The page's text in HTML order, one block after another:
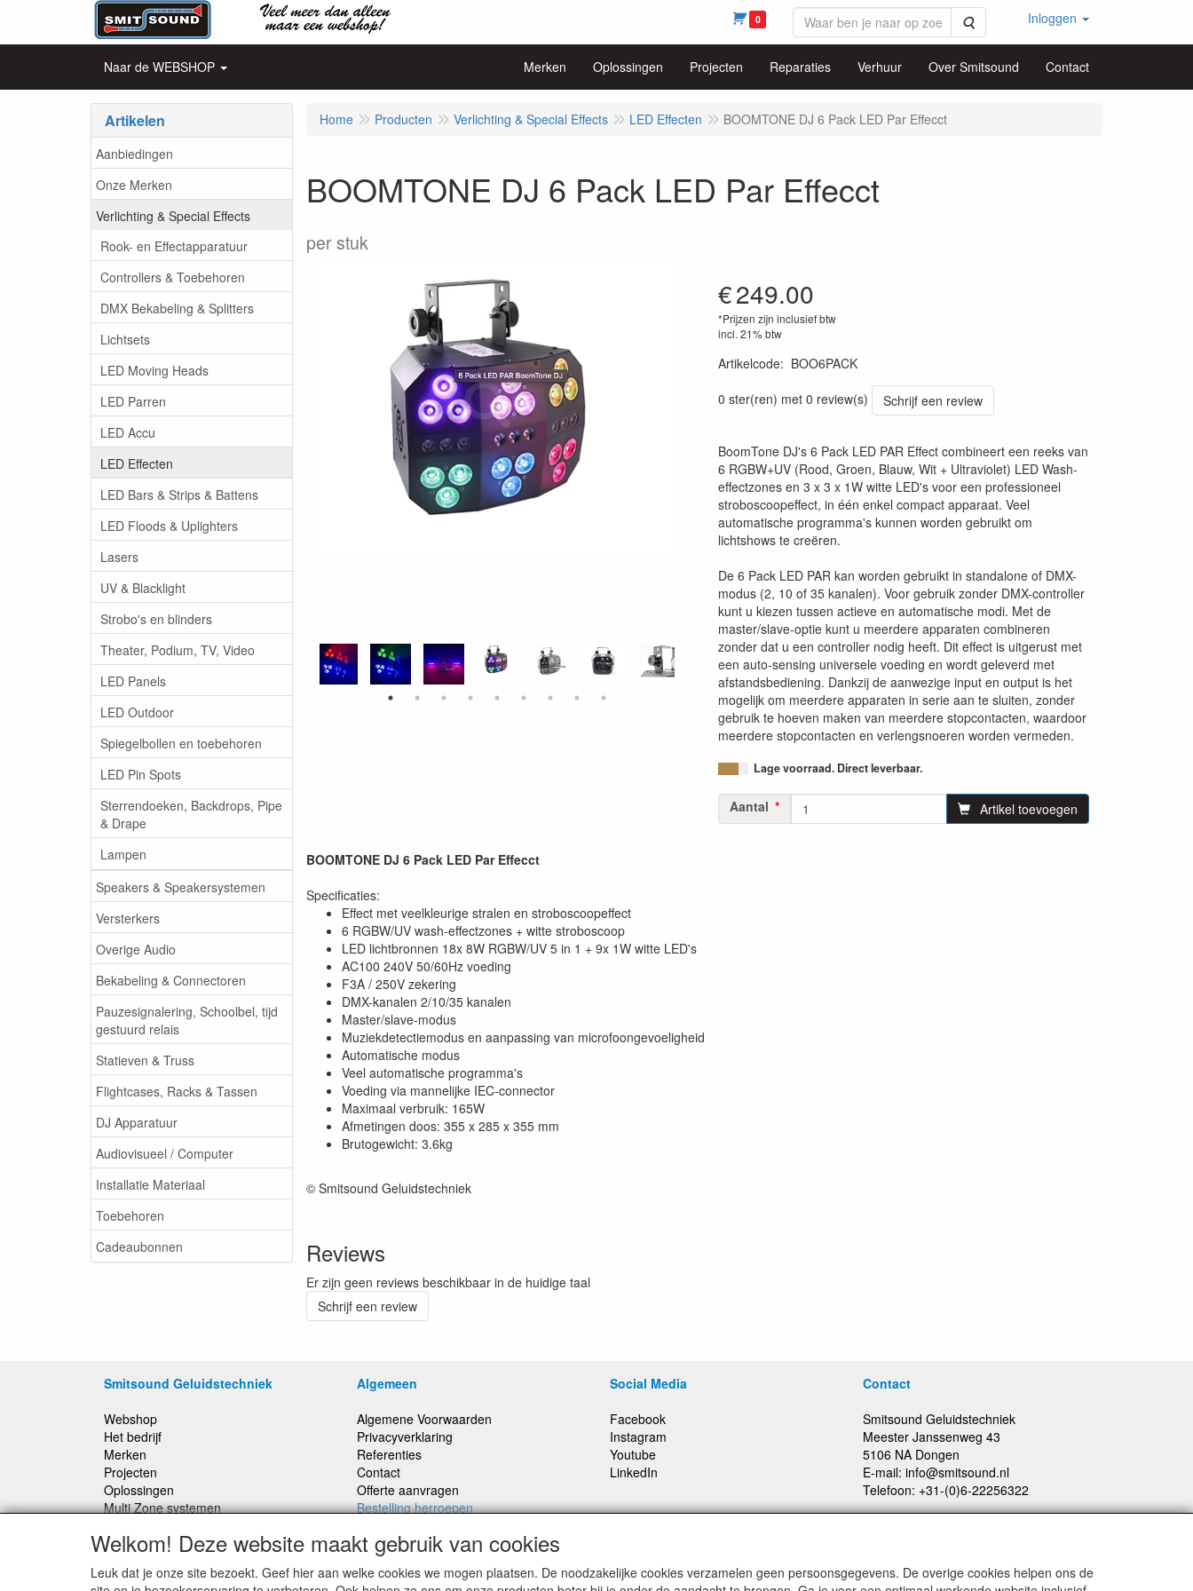
0 Zoeken Inloggen
Naar de WEBSHOP Merken Oplossingen Projecten Reparaties Verhuur Over Smitsound Contact
Artikelen
Aanbiedingen
Onze Merken
Verlichting & Special Effects
Rook- en Effectapparatuur
Controllers & Toebehoren
DMX Bekabeling & Splitters
Lichtsets
LED Moving Heads
LED Parren
LED Accu
LED Effecten
LED Bars & Strips & Battens
LED Floods & Uplighters
Lasers
UV & Blacklight
Strobo's en blinders
Theater, Podium, TV, Video
LED Panels
LED Outdoor
Spiegelbollen en toebehoren
LED Pin Spots
Sterrendoeken, Backdrops, Pipe
& Drape
Lampen
Speakers & Speakersystemen
Versterkers
Overige Audio
Bekabeling & Connectoren
Pauzesignalering, Schoolbel, tijd
gestuurd relais
Statieven & Truss
Flightcases, Racks & Tassen
DJ Apparatuur
Audiovisueel / Computer
Installatie Materiaal
Toebehoren
Cadeaubonnen
Home Producten Verlichting & Special Effects LED Effecten BOOMTONE DJ 6 Pack LED Par Effecct
BOOMTONE DJ 6 Pack LED Par Effecct
per stuk
€249.00
*Prijzen zijn inclusief btw
incl. 21% btw
Artikelcode: BOO6PACK
0 ster(ren) met 0 review(s)
Schrijf een review
BoomTone DJ's 6 Pack LED PAR Effect combineert een reeks van
6 RGBW+UV (Rood, Groen, Blauw, Wit + Ultraviolet) LED Wash-
effectzones en 3 x 3 x 1W witte LED's voor een professioneel
stroboscoopeffect, in één enkel compact apparaat. Veel
automatische programma's kunnen worden gebruikt om
lichtshows te creëren.
De 6 Pack LED PAR kan worden gebruikt in standalone of DMX-
modus (2, 10 of 35 kanalen). Voor gebruik zonder DMX-controller
kunt u kiezen tussen actieve en automatische modi. Met de
master/slave-optie kunt u meerdere apparaten combineren
zonder dat u een controller nodig heeft. Dit effect is uitgerust met
een auto-sensing universele voeding en wordt geleverd met
afstandsbediening. Dankzij de aanwezige input en output is het
mogelijk om meerdere apparaten in serie aan te sluiten, zonder
gebruik te hoeven maken van meerdere stopcontacten, waardoor
meerdere stopcontacten en verlengsnoeren worden vermeden.
Lage voorraad. Direct leverbaar.
Aantal Artikel toevoegen
BOOMTONE DJ 6 Pack LED Par Effecct
Specificaties:
Effect met veelkleurige stralen en stroboscoopeffect
6 RGBW/UV wash-effectzones + witte stroboscoop
LED lichtbronnen 18x 8W RGBW/UV 5 in 1 + 9x 1W witte LED's
AC100 240V 50/60Hz voeding
F3A / 250V zekering
DMX-kanalen 2/10/35 kanalen
Master/slave-modus
Muziekdetectiemodus en aanpassing van microfoongevoeligheid
Automatische modus
Veel automatische programma's
Voeding via mannelijke IEC-connector
Maximaal verbruik: 165W
Afmetingen doos: 355 x 285 x 355 mm
Brutogewicht: 3.6kg
© Smitsound Geluidstechniek
Reviews
Er zijn geen reviews beschikbaar in de huidige taal
Schrijf een review
Smitsound Geluidstechniek
Webshop
Het bedrijf
Merken
Projecten
Oplossingen
Multi Zone systemen
Onderhoud en Reparaties
Algemeen
Algemene Voorwaarden
Privacyverklaring
Referenties
Contact
Offerte aanvragen
Bestelling herroepen
Social Media
Facebook
Instagram
Youtube
LinkedIn
Contact
Smitsound Geluidstechniek
Meester Janssenweg 43
5106 NA Dongen
E-mail: info@smitsound.nl
Telefoon: +31-(0)6-22256322
Bestellingen binnen Nederland, ongeacht gewicht, Prijzen inclusief 21% BTW, tenzij anders vermeldt Prijswijzigingen en typefouten voorbehouden
Welkom! Deze website maakt gebruik van cookies
Leuk dat je onze site bezoekt. Geef hier aan welke cookies we mogen plaatsen. De noodzakelijke cookies verzamelen geen persoonsgegevens. De overige cookies helpen ons de